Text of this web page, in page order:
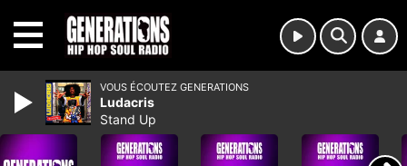
VOUS ÉCOUTEZ GENERATIONS
Ludacris
Stand Up